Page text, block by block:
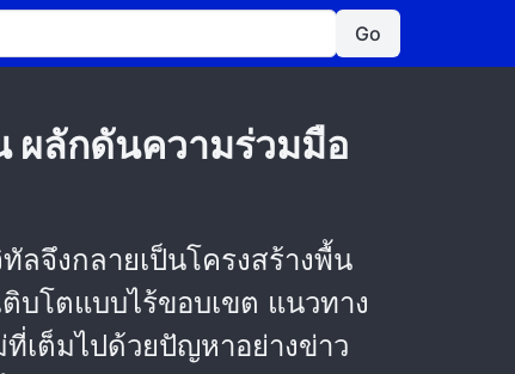
Go
ผลักดันความร่วมมือ
จึงกลายเป็นโครงสร้างพื้น
บโตแบบไร้ขอบเขต แนวทาง
เต็มไปด้วยปัญหาอย่างข่าว